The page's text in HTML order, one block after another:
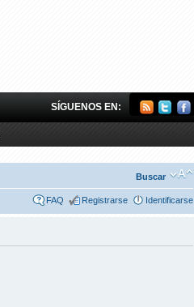
SÍGUENOS EN:
Buscar
FAQ Registrarse Identificarse